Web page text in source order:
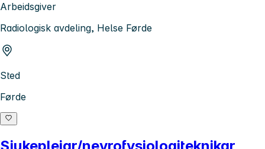
Arbeidsgiver
Radiologisk avdeling, Helse Førde
Sted
Førde